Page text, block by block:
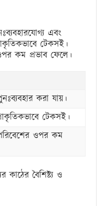
এবং
টেকসই।
কম প্রভাব ফেলে।
করা যায়।
টেকসই।
ওপর কম